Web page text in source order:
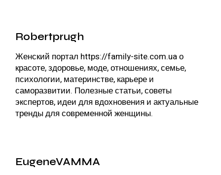
Robertprugh
Женский портал https://family-site.com.uaо
красоте, здоровье, моде, отношениях, семье,
психологии, материнстве, карьере и
саморазвитии. Полезные статьи, советы
экспертов, идеи для вдохновения и актуальные
тренды для современной женщины.
EugeneVAMMA